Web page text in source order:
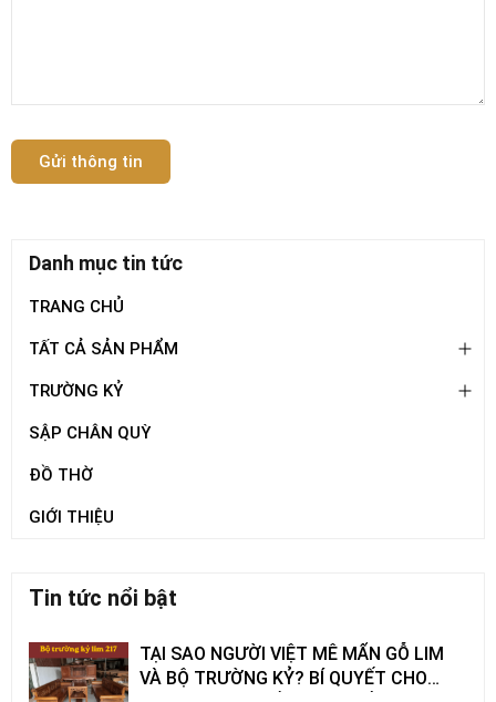
Gửi thông tin
Danh mục tin tức
TRANG CHỦ
TẤT CẢ SẢN PHẨM
TRƯỜNG KỶ
SẬP CHÂN QUỲ
ĐỒ THỜ
GIỚI THIỆU
Tin tức nổi bật
TẠI SAO NGƯỜI VIỆT MÊ MẨN GỖ LIM
VÀ BỘ TRƯỜNG KỶ? BÍ QUYẾT CHO